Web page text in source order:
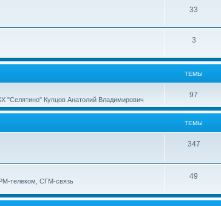
33
3
ТЕМЫ
"Селятино" Купцов Анатолий Владимирович
97
ТЕМЫ
347
телеком, СГМ-связь
49